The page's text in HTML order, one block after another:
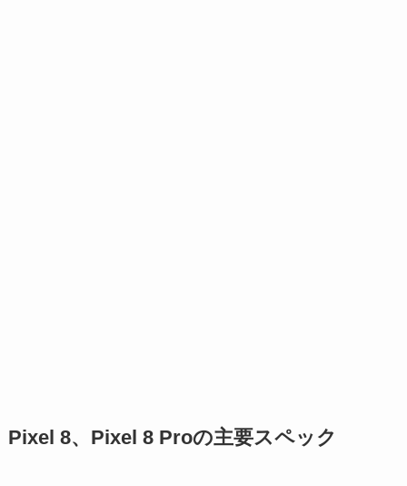
Pixel 8、Pixel 8 Proの主要スペック